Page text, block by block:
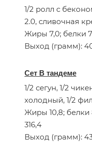
1/2 ролл с
2.0, сливочная
Жиры 7,0; белки
Выход (грамм):
Сет В тандеме
1/2 сегун, 1/2
холодный, 1/2
Жиры 10,8; белки
316,4
Выход (грамм):